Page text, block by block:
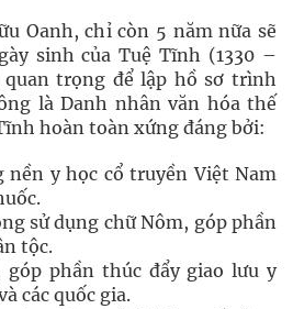
Oanh, chỉ còn 5 năm nữa sẽ
sinh của Tuệ Tĩnh (1330 –
trọng để lập hồ sơ trình
là Danh nhân văn hóa thế
hoàn toàn xứng đáng bởi:
nền y học cổ truyền Việt Nam
sử dụng chữ Nôm, góp phần
tộc.
góp phần thúc đẩy giao lưu y
các quốc gia.